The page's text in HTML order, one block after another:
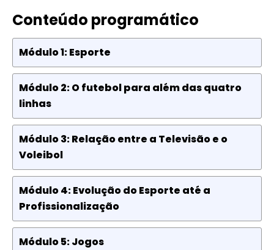
Conteúdo programático
Módulo 1: Esporte
Módulo 2: O futebol para além das quatro
linhas
Módulo 3: Relação entre a Televisão e o
Voleibol
Módulo 4: Evolução do Esporte até a
Profissionalização
Módulo 5: Jogos